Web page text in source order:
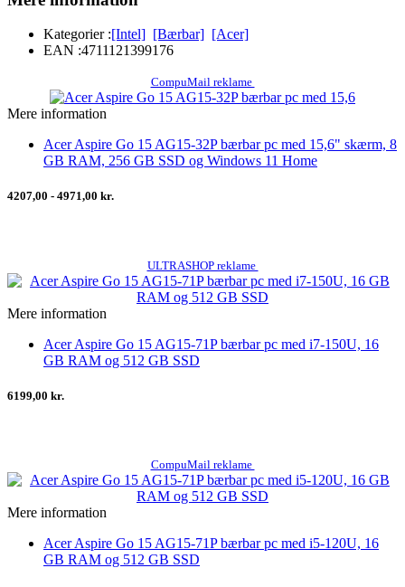
Kategorier :[Intel] [Bærbar] [Acer]
EAN :4711121399176
CompuMail reklame
Mere information
Acer Aspire Go 15 AG15-32P bærbar pc med 15,6" skærm, 8
GB RAM, 256 GB SSD og Windows 11 Home
4207,00 - 4971,00 kr.
ULTRASHOP reklame
Mere information
Acer Aspire Go 15 AG15-71P bærbar pc med i7-150U, 16
GB RAM og 512 GB SSD
6199,00 kr.
CompuMail reklame
Mere information
Acer Aspire Go 15 AG15-71P bærbar pc med i5-120U, 16
GB RAM og 512 GB SSD